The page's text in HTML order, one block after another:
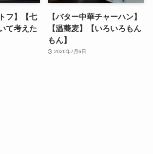
フ】【七
て考えた
【バター中華チャーハン】
【温蕎麦】【いろいろもん
もん】
2026年7月6日